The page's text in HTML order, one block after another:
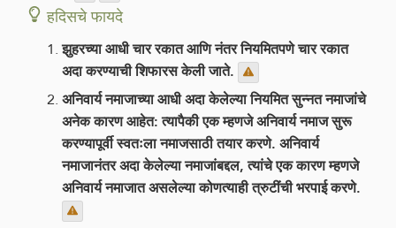
हदिसचे फायदे
झुहरच्या आधी चार रकात आणि नंतर नियमितपणे चार रकात
अदा करण्याची शिफारस केली जाते.
अनिवार्य नमाजाच्या आधी अदा केलेल्या नियमित सुन्नत नमाजांचे
अनेक कारण आहेत: त्यापैकी एक म्हणजे अनिवार्य नमाज सुरू
करण्यापूर्वी स्वतःला नमाजसाठी तयार करणे. अनिवार्य
नमाजानंतर अदा केलेल्या नमाजांबद्दल, त्यांचे एक कारण म्हणजे
अनिवार्य नमाजात असलेल्या कोणत्याही त्रुटींची भरपाई करणे.